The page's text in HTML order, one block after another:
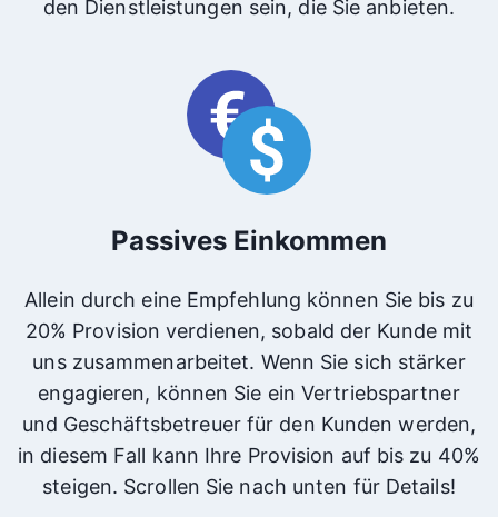
den Dienstleistungen sein, die Sie anbieten.
Passives Einkommen
Allein durch eine Empfehlung können Sie bis zu
20% Provision verdienen, sobald der Kunde mit
uns zusammenarbeitet. Wenn Sie sich stärker
engagieren, können Sie ein Vertriebspartner
und Geschäftsbetreuer für den Kunden werden,
in diesem Fall kann Ihre Provision auf bis zu 40%
steigen. Scrollen Sie nach unten für Details!